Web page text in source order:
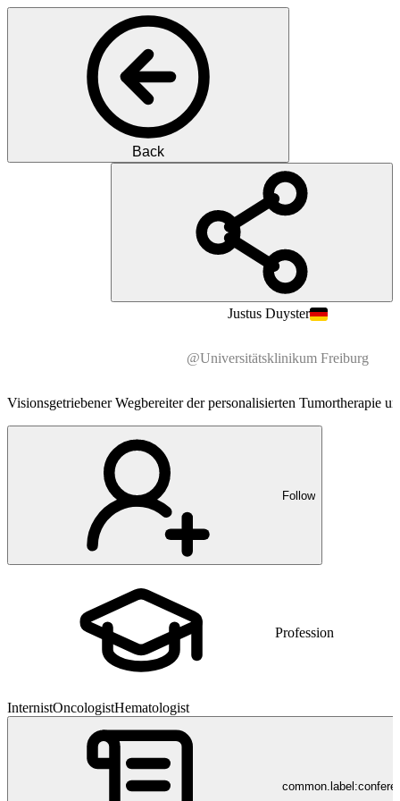
Back
PD
Prof. Dr.
Justus Duyster
@Universitätsklinikum Freiburg
Visionsgetriebener Wegbereiter der personalisierten Tumortherapie
Follow
Profession
InternistOncologistHematologist